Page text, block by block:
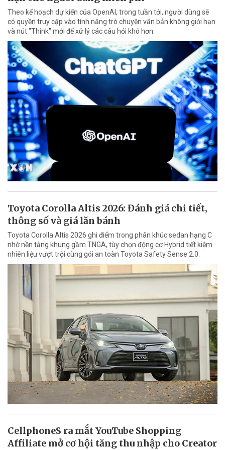
Theo kế hoạch dự kiến của OpenAI, trong tuần tới, người dùng sẽ
có quyền truy cập vào tính năng trò chuyện văn bản không giới hạn
và nút "Think" mới để xử lý các câu hỏi khó hơn.
Toyota Corolla Altis 2026: Đánh giá chi tiết,
thông số và giá lăn bánh
Toyota Corolla Altis 2026 ghi điểm trong phân khúc sedan hạng C
nhờ nền tảng khung gầm TNGA, tùy chọn động cơ Hybrid tiết kiệm
nhiên liệu vượt trội cùng gói an toàn Toyota Safety Sense 2.0.
CellphoneS ra mắt YouTube Shopping
Affiliate mở cơ hội tăng thu nhập cho Creator